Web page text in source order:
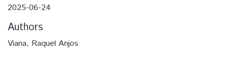
2025-06-24
Authors
Viana, Raquel Anjos